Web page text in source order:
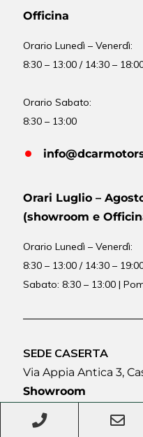
Officina
OrarioLunedì – Venerdì:
8:30 – 13:00 / 14:30 –
Orario Sabato:
8:30 – 13:00
Orari Luglio –
(showroom e
OrarioLunedì – Venerdì:
8:30 – 13:00 / 14:30 –
Sabato: 8:30 – 13:00 |
SEDE CASERTA
Via Appia Antica 3,
Showroom
Orario Lunedì – Venerdì :